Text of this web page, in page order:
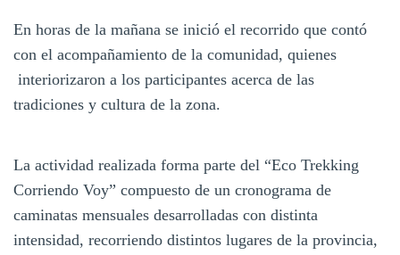
En horas de la mañana se inició el recorrido que contó
con el acompañamiento de la comunidad, quienes
interiorizaron a los participantes acerca de las
tradiciones y cultura de la zona.
La actividad realizada forma parte del “Eco Trekking
Corriendo Voy” compuesto de un cronograma de
caminatas mensuales desarrolladas con distinta
intensidad, recorriendo distintos lugares de la provincia,